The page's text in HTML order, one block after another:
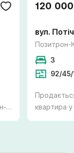
120
вул.
Позитрон-
3
92/45/
квартира